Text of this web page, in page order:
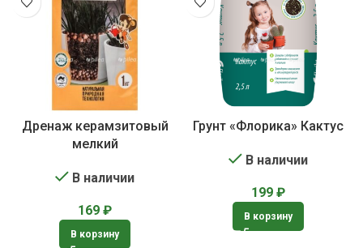
Дренаж керамзитовый
мелкий
В наличии
169 ₽
В корзину
Грунт «Флорика» Кактус
В наличии
199 ₽
В корзину